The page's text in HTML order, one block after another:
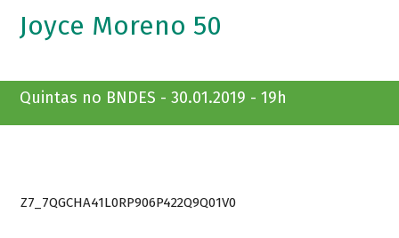
Joyce Moreno 50
Quintas no BNDES - 30.01.2019 - 19h
Z7_7QGCHA41L0RP906P422Q9Q01V0